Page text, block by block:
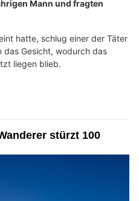
Mann und fragten
hatte, schlug einer der Täter
das Gesicht, wodurch das
liegen blieb.
stürzt 100